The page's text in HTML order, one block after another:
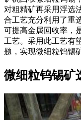
对粗精矿再采用浮选
合工艺充分利用了重
可提高金属回收率，
工艺。采用此工艺有
题，实现微细粒钨锡
微细粒钨锡矿